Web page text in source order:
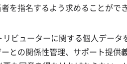
を指名するよう求めることができ
ビューターに関する個人デー
との関係性管理、サポート提